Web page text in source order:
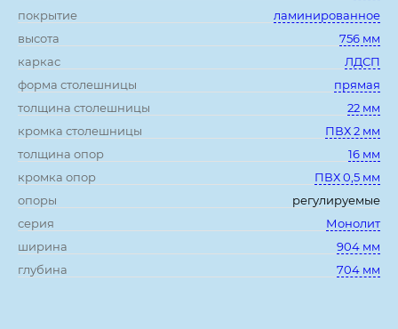
покрытие
ламинированное
высота
756 мм
каркас
ЛДСП
форма столешницы
прямая
толщина столешницы
22 мм
кромка столешницы
ПВХ 2 мм
толщина опор
16 мм
кромка опор
ПВХ 0,5 мм
опоры
регулируемые
серия
Монолит
ширина
904 мм
глубина
704 мм